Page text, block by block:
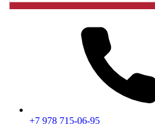
+7 978 715-06-95